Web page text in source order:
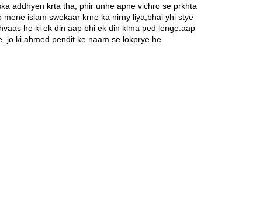
addhyen krta tha, phir unhe apne vichro se prkhta
islam swekaar krne ka nirny liya,bhai yhi stye
he ki ek din aap bhi ek din klma ped lenge.aap
jo ki ahmed pendit ke naam se lokprye he.